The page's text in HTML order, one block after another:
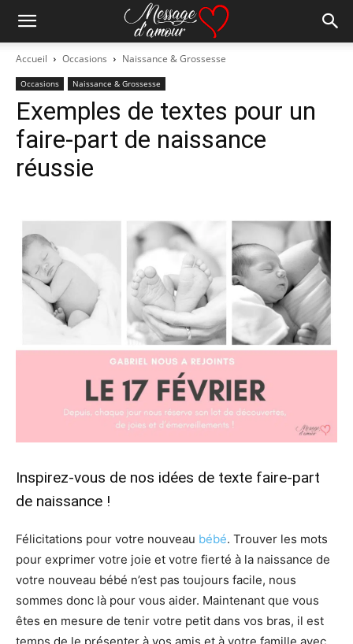
Accueil Occasions Naissance & Grossesse
Occasions Naissance & Grossesse
Exemples de textes pour un
faire-part de naissance
réussie
Inspirez-vous de nos idées de texte faire-part
de naissance !
Félicitations pour votre nouveau bébé. Trouver les mots
pour exprimer votre joie et votre fierté à la naissance de
votre nouveau bébé n’est pas toujours facile, nous
sommes donc là pour vous aider. Maintenant que vous
êtes en mesure de tenir votre petit dans vos bras, il est